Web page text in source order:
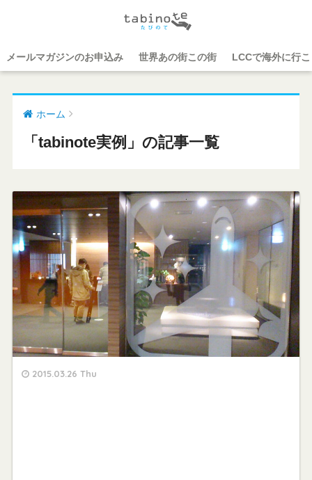
メールマガジンのお申込み 世界あの街この街 LCCで海外に行
ホーム
「tabinote実例」の記事一覧
2015.03.26 Thu